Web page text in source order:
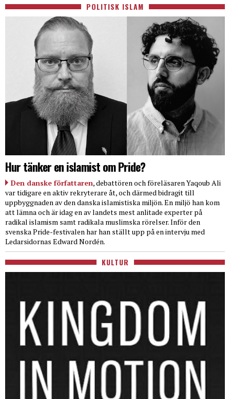
POLITISK ISLAM
Hur tänker en islamist om Pride?
Den danske författaren, debattören och föreläsaren Yaqoub Ali
var tidigare en aktiv rekryterare åt, och därmed bidragit till
uppbyggnaden av den danska islamistiska miljön. En miljö han kom
att lämna och är idag en av landets mest anlitade experter på
radikal islamism samt radikala muslimska rörelser. Inför den
svenska Pride-festivalen har han ställt upp på en intervju med
Ledarsidornas Edward Nordén.
KULTUR